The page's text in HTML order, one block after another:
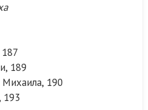
189
Михаила, 190